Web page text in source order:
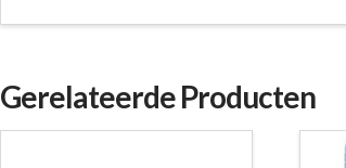
Gerelateerde Producten